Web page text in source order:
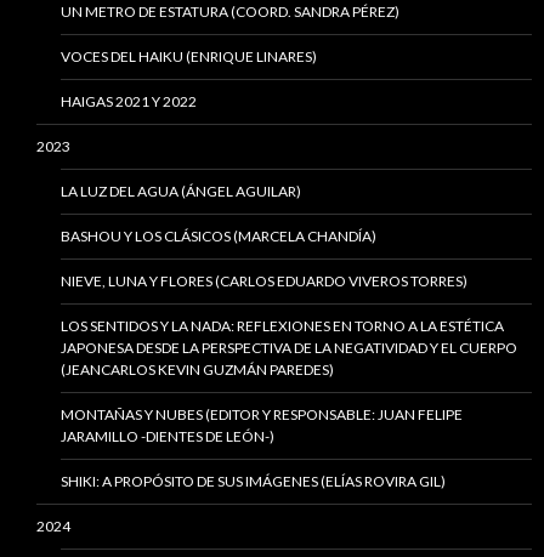
UN METRO DE ESTATURA (COORD. SANDRA PÉREZ)
VOCES DEL HAIKU (ENRIQUE LINARES)
HAIGAS 2021 Y 2022
2023
LA LUZ DEL AGUA (ÁNGEL AGUILAR)
BASHOU Y LOS CLÁSICOS (MARCELA CHANDÍA)
NIEVE, LUNA Y FLORES (CARLOS EDUARDO VIVEROS TORRES)
LOS SENTIDOS Y LA NADA: REFLEXIONES EN TORNO A LA ESTÉTICA
JAPONESA DESDE LA PERSPECTIVA DE LA NEGATIVIDAD Y EL CUERPO
(JEANCARLOS KEVIN GUZMÁN PAREDES)
MONTAÑAS Y NUBES (EDITOR Y RESPONSABLE: JUAN FELIPE
JARAMILLO -DIENTES DE LEÓN-)
SHIKI: A PROPÓSITO DE SUS IMÁGENES (ELÍAS ROVIRA GIL)
2024